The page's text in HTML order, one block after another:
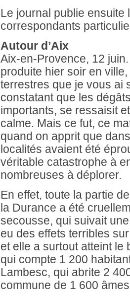
Le journal publie
correspondants
Autour d’Aix
Aix-en-Provence, 12
produite hier soir en
terrestres que je vous ai
constatant que les
importants, se ressaisit
calme. Mais ce fut, ce
quand on apprit que
localités avaient été
véritable catastrophe à
nombreuses à déplorer.
En effet, toute la partie
la Durance a été
secousse, qui suivait
eu des effets terribles
et elle a surtout atteint le
qui compte 1 200
Lambesc, qui abrite 2
commune de 1 600